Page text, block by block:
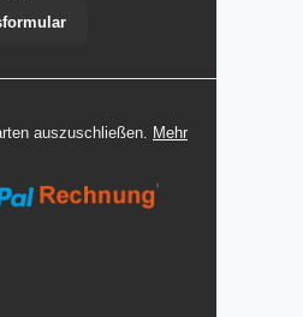
auszuschließen.
Mehr